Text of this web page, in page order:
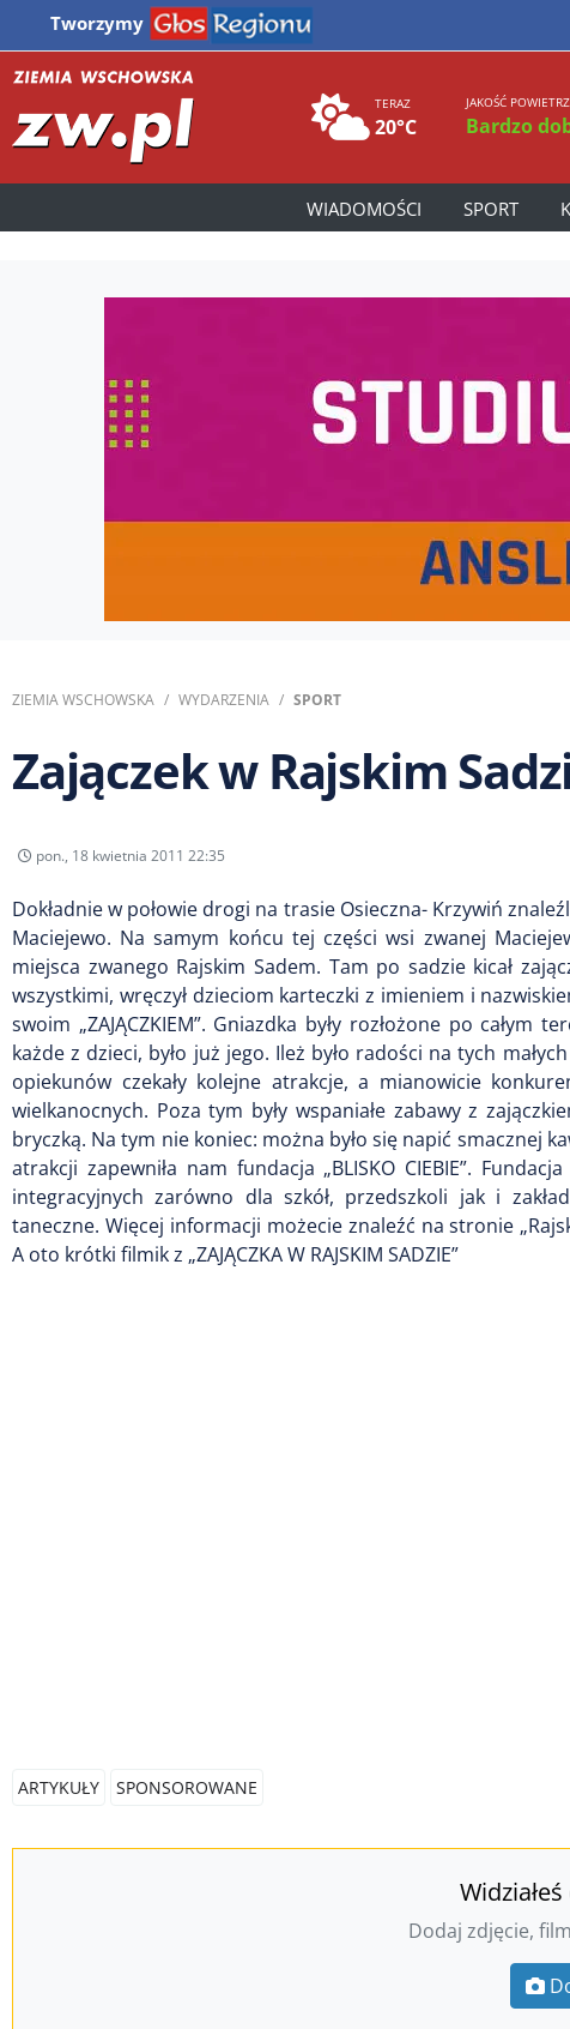
Tworzymy
TERAZ
20°C
JAKOŚĆ
Bardzo
WIADOMOŚCI SPORT
ZIEMIA WSCHOWSKA WYDARZENIA SPORT
Zajączek w Rajskim
pon., 18 kwietnia 2011 22:35
Dokładnie w połowie drogi na trasie Osieczna- Krzywiń
Maciejewo. Na samym końcu tej części wsi zwanej
miejsca zwanego Rajskim Sadem. Tam po sadzie kicał
wszystkimi, wręczył dzieciom karteczki z imieniem i
swoim „ZAJĄCZKIEM”. Gniazdka były rozłożone po całym
każde z dzieci, było już jego. Ileż było radości na tych
opiekunów czekały kolejne atrakcje, a mianowicie
wielkanocnych. Poza tym były wspaniałe zabawy z
bryczką. Na tym nie koniec: można było się napić smacznej
atrakcji zapewniła nam fundacja „BLISKO CIEBIE”.
integracyjnych zarówno dla szkół, przedszkoli jak i
taneczne. Więcej informacji możecie znaleźć na stronie
A oto krótki filmik z „ZAJĄCZKA W RAJSKIM SADZIE”
ARTYKUŁY SPONSOROWANE
Dodaj zdjęcie,